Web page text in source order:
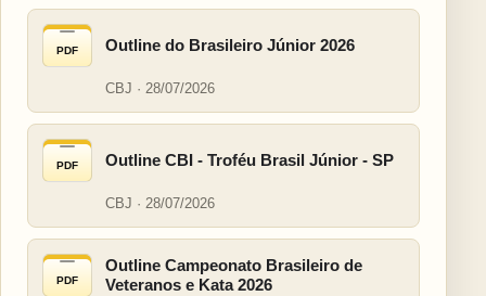
PDF Outline do Brasileiro Júnior 2026
CBJ · 28/07/2026
PDF Outline CBI - Troféu Brasil Júnior - SP
CBJ · 28/07/2026
PDF
Outline Campeonato Brasileiro de
Veteranos e Kata 2026